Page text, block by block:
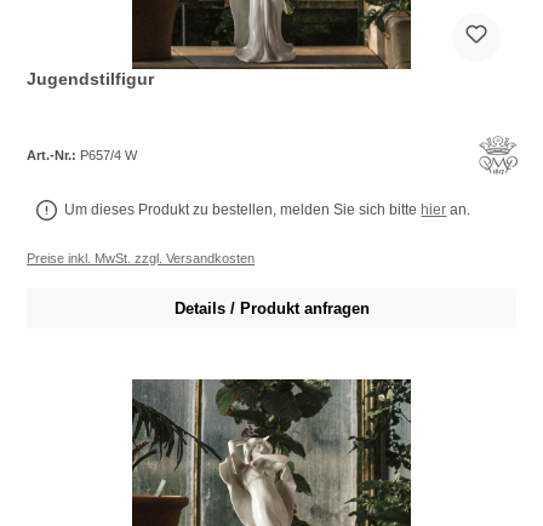
Jugendstilfigur
Art.-Nr.: P657/4 W
Um dieses Produkt zu bestellen, melden Sie sich bitte hier an.
Preise inkl. MwSt. zzgl. Versandkosten
Details / Produkt anfragen